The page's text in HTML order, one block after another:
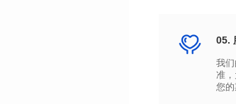
05.
您的